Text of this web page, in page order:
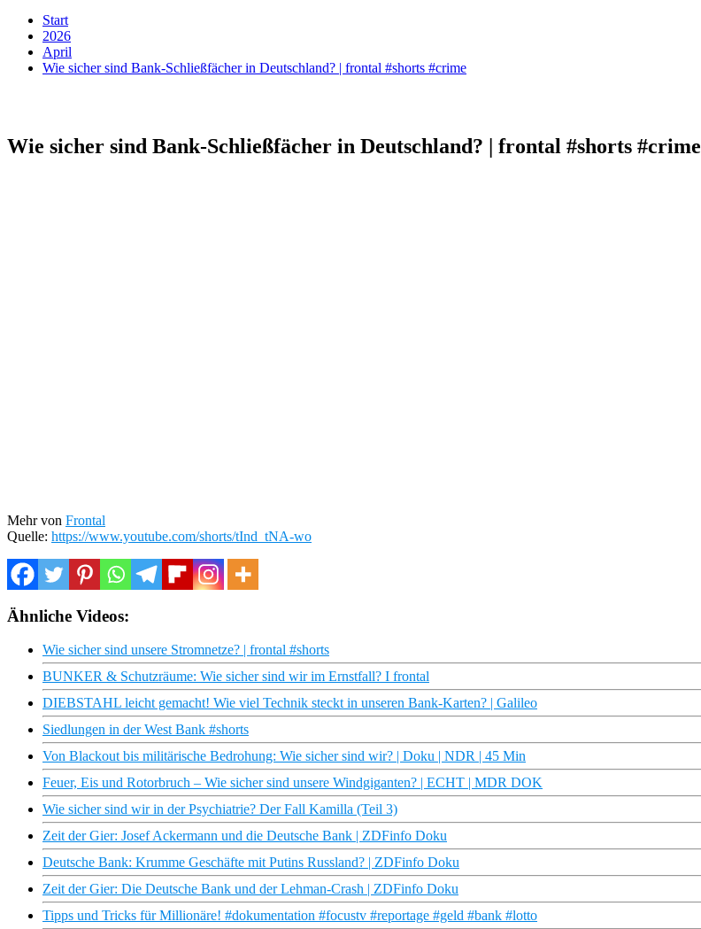
Start
2026
April
Wie sicher sind Bank-Schließfächer in Deutschland? | frontal #shorts #crime
Wie sicher sind Bank-Schließfächer in Deutschland? | frontal #shorts #crime
Mehr von Frontal
Quelle: https://www.youtube.com/shorts/tInd_tNA-wo
Ähnliche Videos:
Wie sicher sind unsere Stromnetze? | frontal #shorts
BUNKER & Schutzräume: Wie sicher sind wir im Ernstfall? I frontal
DIEBSTAHL leicht gemacht! Wie viel Technik steckt in unseren Bank-Karten? | Galileo
Siedlungen in der West Bank #shorts
Von Blackout bis militärische Bedrohung: Wie sicher sind wir? | Doku | NDR | 45 Min
Feuer, Eis und Rotorbruch – Wie sicher sind unsere Windgiganten? | ECHT | MDR DOK
Wie sicher sind wir in der Psychiatrie? Der Fall Kamilla (Teil 3)
Zeit der Gier: Josef Ackermann und die Deutsche Bank | ZDFinfo Doku
Deutsche Bank: Krumme Geschäfte mit Putins Russland? | ZDFinfo Doku
Zeit der Gier: Die Deutsche Bank und der Lehman-Crash | ZDFinfo Doku
Tipps und Tricks für Millionäre! #dokumentation #focustv #reportage #geld #bank #lotto